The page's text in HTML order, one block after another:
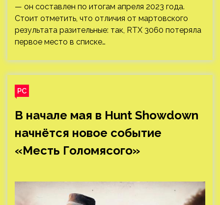
— он составлен по итогам апреля 2023 года.
Стоит отметить, что отличия от мартовского
результата разительные: так, RTX 3060 потеряла
первое место в списке…
PC
В начале мая в Hunt Showdown
начнётся новое событие
«Месть Голомясого»